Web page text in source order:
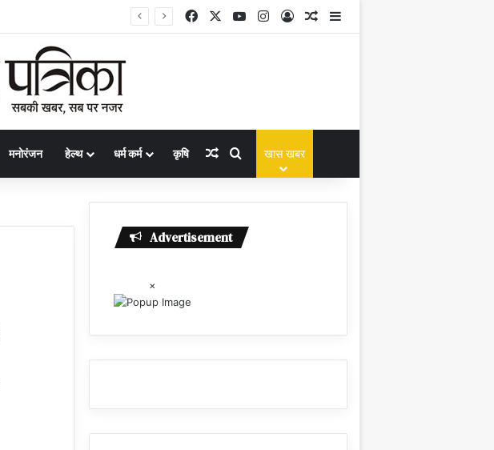
FacebookYouTubeInstagram
Log InRandom Article
Sidebar
मनोरंजन हेल्थ धर्म कर्म कृषि Random Article
Search for
खास खबर
Advertisement
×